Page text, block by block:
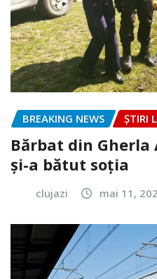
BREAKING NEWS ȘTIRI
Bărbat din Gherla
și-a bătut soția
clujazi mai 11,